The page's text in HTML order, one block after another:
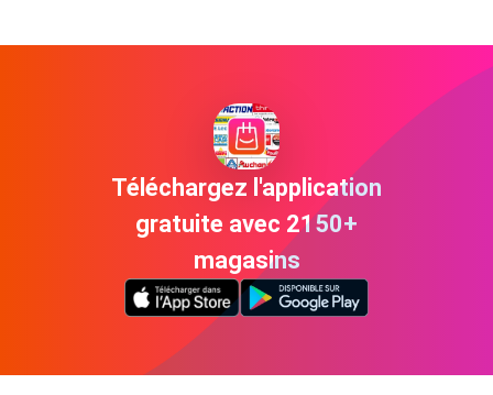
Téléchargez l'application
gratuite avec 2150+
magasins